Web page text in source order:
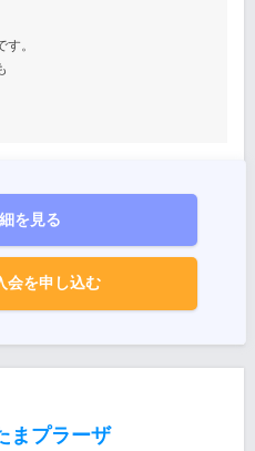
。
を見る
会を申し込む
まプラーザ